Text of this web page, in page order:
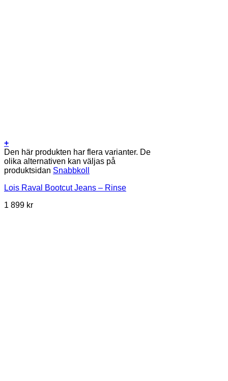
+
Den här produkten har flera varianter. De
olika alternativen kan väljas på
produktsidan Snabbkoll
Lois Raval Bootcut Jeans – Rinse
1 899 kr